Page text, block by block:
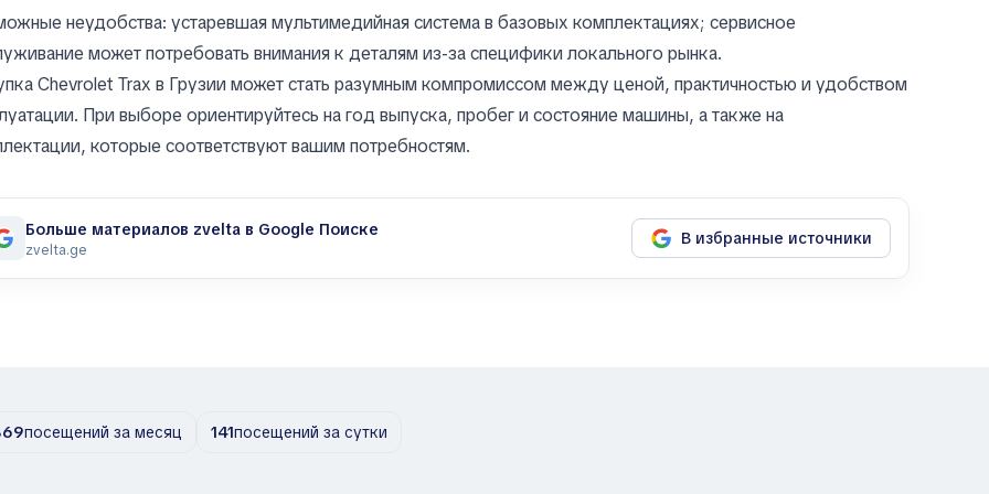
неудобства: устаревшая мультимедийная система в базовых комплектациях; сервисное
может потребовать внимания к деталям из-за специфики локального рынка.
Chevrolet Trax в Грузии может стать разумным компромиссом между ценой, практичностью и удобством
При выборе ориентируйтесь на год выпуска, пробег и состояние машины, а также на
которые соответствуют вашим потребностям.
Больше материалов zvelta в Google Поиске
zvelta.ge
В избранные источники
посещений за месяц 141посещений за сутки